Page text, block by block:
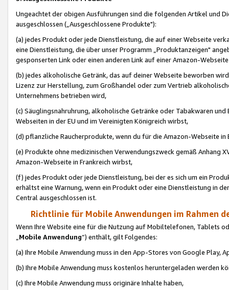
Ungeachtet der obigen Ausführungen sind die folgenden Artikel und
ausgeschlossen („Ausgeschlossene Produkte"):
(a) jedes Produkt oder jede Dienstleistung, die auf einer Webseite
eine Dienstleistung, die über unser Programm „Produktanzeigen"
gesponserten Link oder einen anderen Link auf einer Amazon-
(b) jedes alkoholische Getränk, das auf deiner Webseite beworben
Lizenz zur Herstellung, zum Großhandel oder zum Vertrieb
Unternehmens betrieben wird,
(c) Säuglingsnahruhrung, alkoholische Getränke oder Tabakwaren
Webseiten in der EU und im Vereinigten Königreich wirbst,
(d) pflanzliche Raucherprodukte, wenn du für die Amazon-Webseite in
(e) Produkte ohne medizinischen Verwendungszweck gemäß Anhang
Amazon-Webseite in Frankreich wirbst,
(f) jedes Produkt oder jede Dienstleistung, bei der es sich um ein
erhältst eine Warnung, wenn ein Produkt oder eine Dienstleistung in
Central ausgeschlossen ist.
Richtlinie für Mobile Anwendungen im Rahmen
Wenn Ihre Website eine für die Nutzung auf Mobiltelefonen, Tablets
„Mobile Anwendung“) enthält, gilt Folgendes:
(a) Ihre Mobile Anwendung muss in den App-Stores von Google Play,
(b) Ihre Mobile Anwendung muss kostenlos heruntergeladen werden
(c) Ihre Mobile Anwendung muss originäre Inhalte haben,